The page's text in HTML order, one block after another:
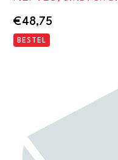
€48,75
BESTEL